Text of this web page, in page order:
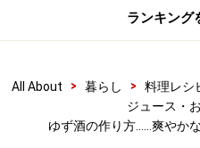
ランキング
All About > 暮らし > 料理レシ
ジュース・
ゆず酒の作り方……爽やか